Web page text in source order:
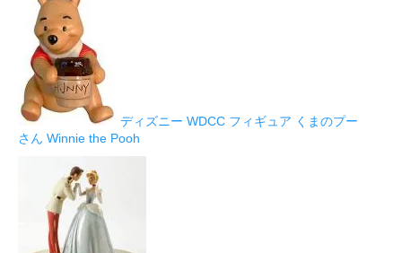
ディズニー WDCC フィギュア くまのプー
さん Winnie the Pooh